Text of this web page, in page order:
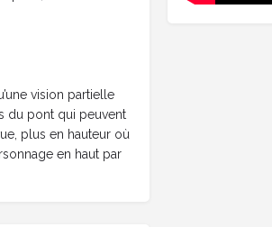
vision partielle
du pont qui peuvent
plus en hauteur où
en haut par